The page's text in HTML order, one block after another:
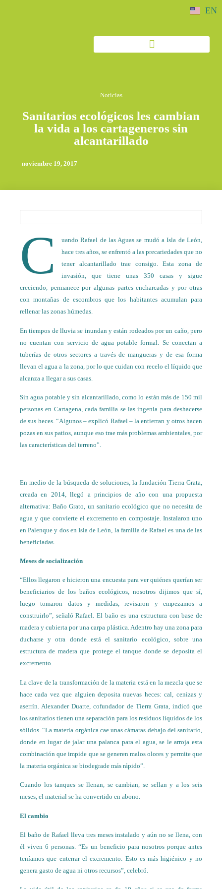
EN
Noticias
Sanitarios ecológicos les cambian
la vida a los cartageneros sin
alcantarillado
noviembre 19, 2017
C
uando Rafael de las Aguas se mudó a Isla de León,
hace tres años, se enfrentó a las precariedades que no
tener alcantarillado trae consigo. Esta zona de
invasión, que tiene unas 350 casas y sigue
creciendo, permanece por algunas partes encharcadas y por otras
con montañas de escombros que los habitantes acumulan para
rellenar las zonas húmedas.
En tiempos de lluvia se inundan y están rodeados por un caño, pero
no cuentan con servicio de agua potable formal. Se conectan a
tuberías de otros sectores a través de mangueras y de esa forma
llevan el agua a la zona, por lo que cuidan con recelo el líquido que
alcanza a llegar a sus casas.
Sin agua potable y sin alcantarillado, como lo están más de 150 mil
personas en Cartagena, cada familia se las ingenia para deshacerse
de sus heces. “Algunos – explicó Rafael – la entierran y otros hacen
pozas en sus patios, aunque eso trae más problemas ambientales, por
las características del terreno”.
En medio de la búsqueda de soluciones, la fundación Tierra Grata,
creada en 2014, llegó a principios de año con una propuesta
alternativa: Baño Grato, un sanitario ecológico que no necesita de
agua y que convierte el excremento en compostaje. Instalaron uno
en Palenque y dos en Isla de León, la familia de Rafael es una de las
beneficiadas.
Meses de socialización
“Ellos llegaron e hicieron una encuesta para ver quiénes querían ser
beneficiarios de los baños ecológicos, nosotros dijimos que sí,
luego tomaron datos y medidas, revisaron y empezamos a
construirlo”, señaló Rafael. El baño es una estructura con base de
madera y cubierta por una carpa plástica. Adentro hay una zona para
ducharse y otra donde está el sanitario ecológico, sobre una
estructura de madera que protege el tanque donde se deposita el
excremento.
La clave de la transformación de la materia está en la mezcla que se
hace cada vez que alguien deposita nuevas heces: cal, cenizas y
aserrín. Alexander Duarte, cofundador de Tierra Grata, indicó que
los sanitarios tienen una separación para los residuos líquidos de los
sólidos. “La materia orgánica cae unas cámaras debajo del sanitario,
donde en lugar de jalar una palanca para el agua, se le arroja esta
combinación que impide que se generen malos olores y permite que
la materia orgánica se biodegrade más rápido”.
Cuando los tanques se llenan, se cambian, se sellan y a los seis
meses, el material se ha convertido en abono.
El cambio
El baño de Rafael lleva tres meses instalado y aún no se llena, con
él viven 6 personas. “Es un beneficio para nosotros porque antes
teníamos que enterrar el excremento. Esto es más higiénico y no
genera gasto de agua ni otros recursos”, celebró.